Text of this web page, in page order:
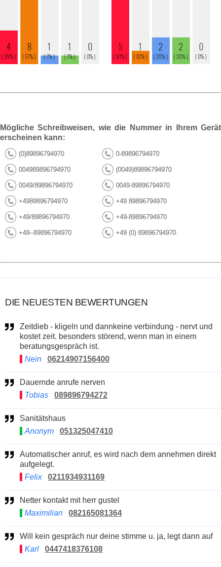
Mögliche Schreibweisen, wie die Nummer in Ihrem Gerät
erscheinen kann:
(0)89896794970 0-89896794970
004989896794970 (0049)89896794970
0049/89896794970 0049-89896794970
+4989896794970 +49 89896794970
+49/89896794970 +49-89896794970
+49--89896794970 +49 (0) 89896794970
DIE NEUESTEN BEWERTUNGEN
Zeitdieb - kligeln und dannkeine verbindung - nervt und
kostet zeit. besonders störend, wenn man in einem
beratungsgespräch ist.
Nein
06214907156400
Dauernde anrufe nerven
Tobias
089896794272
Sanitätshaus
Anonym
051325047410
Automatischer anruf, es wird nach dem annehmen direkt
aufgelegt.
Felix
0211934931169
Netter kontakt mit herr gustel
Maximilian
082165081364
Will kein gespräch nur deine stimme u. ja, legt dann auf
Karl
0447418376108